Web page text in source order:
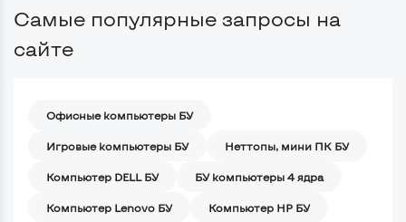
Самые популярные запросы на
сайте
Офисные компьютеры БУ
Игровые компьютеры БУ Неттопы, мини ПК БУ
Компьютер DELL БУ БУ компьютеры 4 ядра
Компьютер Lenovo БУ Компьютер HP БУ